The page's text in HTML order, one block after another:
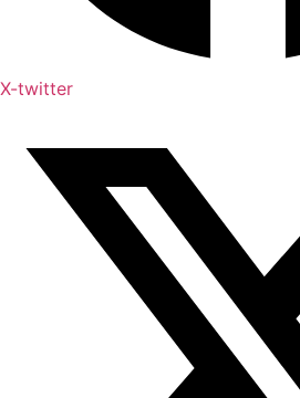
X-twitter